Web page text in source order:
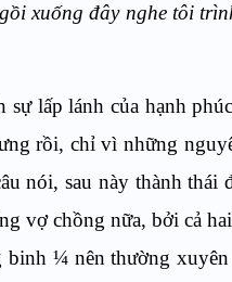
xuống đây nghe tôi
lấp lánh của hạnh
rồi, chỉ vì những
nói, sau này thành
vợ chồng nữa, bởi cả
¼ nên thường